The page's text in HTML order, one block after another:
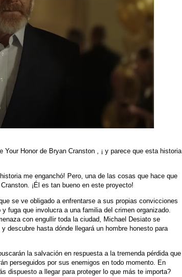
Honor de Bryan Cranston , ¡ y parece que esta historia
me enganchó! Pero, una de las cosas que hace que
¡Él es tan bueno en este proyecto!
se ve obligado a enfrentarse a sus propias convicciones
fuga que involucra a una familia del crimen organizado.
con engullir toda la ciudad, Michael Desiato se
descubre hasta dónde llegará un hombre honesto para
la salvación en respuesta a la tremenda pérdida que
perseguidos por sus enemigos en todo momento. En
dispuesto a llegar para proteger lo que más te importa?